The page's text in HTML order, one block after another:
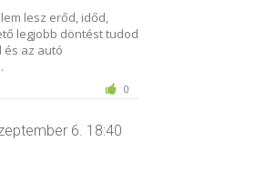
lesz erőd, időd,
legjobb döntést tudod
és az autó
0
6. 18:40